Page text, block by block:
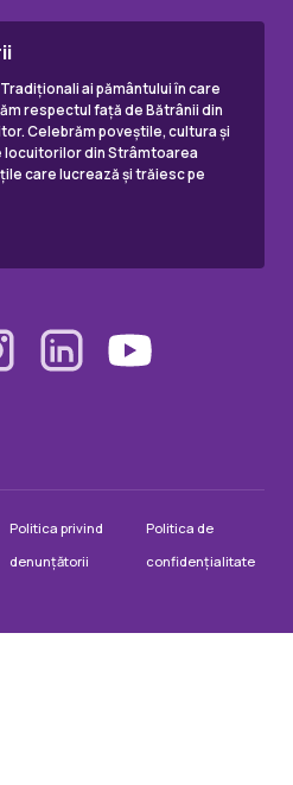
ai pământului în care
respectul față de Bătrânii din
Celebrăm poveștile, cultura și
din Strâmtoarea
care lucrează și trăiesc pe
Politica privind
denunțătorii
Politica de
confidențialitate